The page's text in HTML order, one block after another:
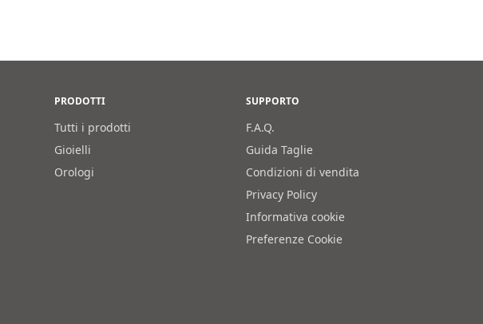
PRODOTTI
Tutti i prodotti
Gioielli
Orologi
SUPPORTO
F.A.Q.
Guida Taglie
Condizioni di vendita
Privacy Policy
Informativa cookie
Preferenze Cookie